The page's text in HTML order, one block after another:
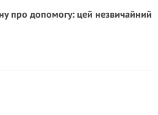
про допомогу: цей незвичайний